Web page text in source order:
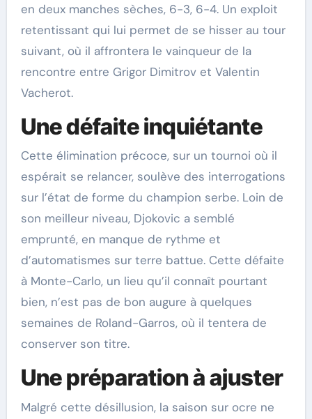
en deux manches sèches, 6-3, 6-4. Un exploit
retentissant qui lui permet de se hisser au tour
suivant, où il affrontera le vainqueur de la
rencontre entre Grigor Dimitrov et Valentin
Vacherot.
Une défaite inquiétante
Cette élimination précoce, sur un tournoi où il
espérait se relancer, soulève des interrogations
sur l’état de forme du champion serbe. Loin de
son meilleur niveau, Djokovic a semblé
emprunté, en manque de rythme et
d’automatismes sur terre battue. Cette défaite
à Monte-Carlo, un lieu qu’il connaît pourtant
bien, n’est pas de bon augure à quelques
semaines de Roland-Garros, où il tentera de
conserver son titre.
Une préparation à ajuster
Malgré cette désillusion, la saison sur ocre ne